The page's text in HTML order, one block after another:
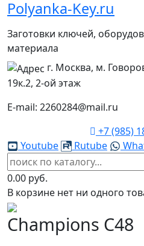
Polyanka-Key.ru
Заготовки ключей,
материала
г. Москва, м.
19к.2, 2-ой этаж
E-mail: 2260284@mail.ru
+7 (985)
Youtube
Rutube
0.00 руб.
В корзине нет ни одного
Champions C48